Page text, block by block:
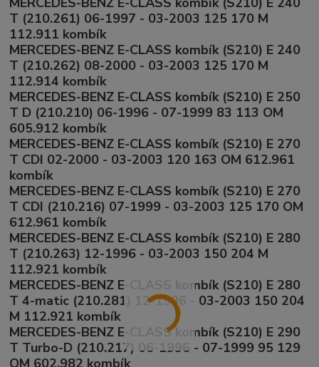
T (210.261) 06-1997 - 03-2003 125 170 M
112.911 kombík
MERCEDES-BENZ E-CLASS kombík (S210) E 240
T (210.262) 08-2000 - 03-2003 125 170 M
112.914 kombík
MERCEDES-BENZ E-CLASS kombík (S210) E 250
T D (210.210) 06-1996 - 07-1999 83 113 OM
605.912 kombík
MERCEDES-BENZ E-CLASS kombík (S210) E 270
T CDI 02-2000 - 03-2003 120 163 OM 612.961
kombík
MERCEDES-BENZ E-CLASS kombík (S210) E 270
T CDI (210.216) 07-1999 - 03-2003 125 170 OM
612.961 kombík
MERCEDES-BENZ E-CLASS kombík (S210) E 280
T (210.263) 12-1996 - 03-2003 150 204 M
112.921 kombík
MERCEDES-BENZ E-CLASS kombík (S210) E 280
T 4-matic (210.281) 12-1996 - 03-2003 150 204
M 112.921 kombík
MERCEDES-BENZ E-CLASS kombík (S210) E 290
T Turbo-D (210.217) 06-1996 - 07-1999 95 129